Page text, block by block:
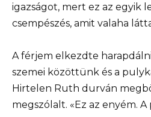
igazságot, mert ez az egyik
csempészés, amit valaha
A férjem elkezdte
szemei közöttünk és a
Hirtelen Ruth durván
megszólalt. «Ez az enyém. A